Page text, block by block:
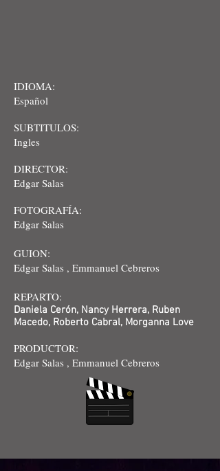
IDIOMA:
Español
SUBTITULOS:
Ingles
DIRECTOR:
Edgar Salas
FOTOGRAFÍA:
Edgar Salas
GUION:
Edgar Salas , Emmanuel Cebreros
REPARTO:
Daniela Cerón, Nancy Herrera, Ruben
Macedo, Roberto Cabral, Morganna Love
PRODUCTOR:
Edgar Salas , Emmanuel Cebreros